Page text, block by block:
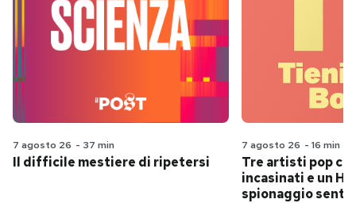
7 agosto 26 - 37 min
Il difficile mestiere di ripetersi
7 agosto 26 - 16 min
Tre artisti pop
incasinati e un
spionaggio